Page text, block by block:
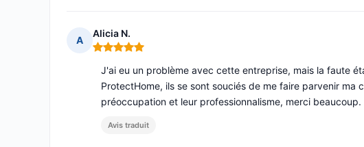
A
Alicia N.
Note : 5 sur 5
J'ai eu un problème avec cette entreprise, mais la faute
ProtectHome, ils se sont souciés de me faire parvenir ma
préoccupation et leur professionnalisme, merci beaucoup.
Avis traduit